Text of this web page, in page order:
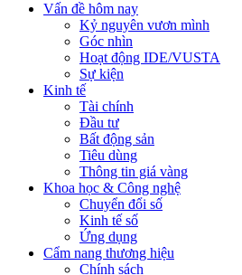
Vấn đề hôm nay
Kỷ nguyên vươn mình
Góc nhìn
Hoạt động IDE/VUSTA
Sự kiện
Kinh tế
Tài chính
Đầu tư
Bất động sản
Tiêu dùng
Thông tin giá vàng
Khoa học & Công nghệ
Chuyển đổi số
Kinh tế số
Ứng dụng
Cẩm nang thương hiệu
Chính sách